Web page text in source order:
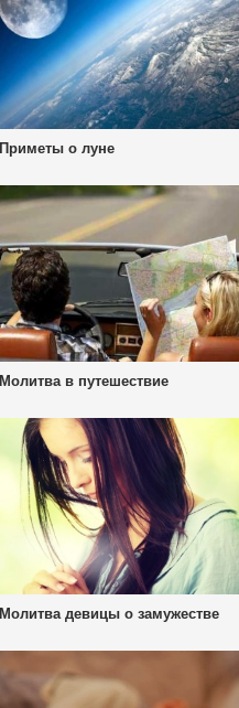
Приметы о луне
Молитва в путешествие
Молитва девицы о замужестве